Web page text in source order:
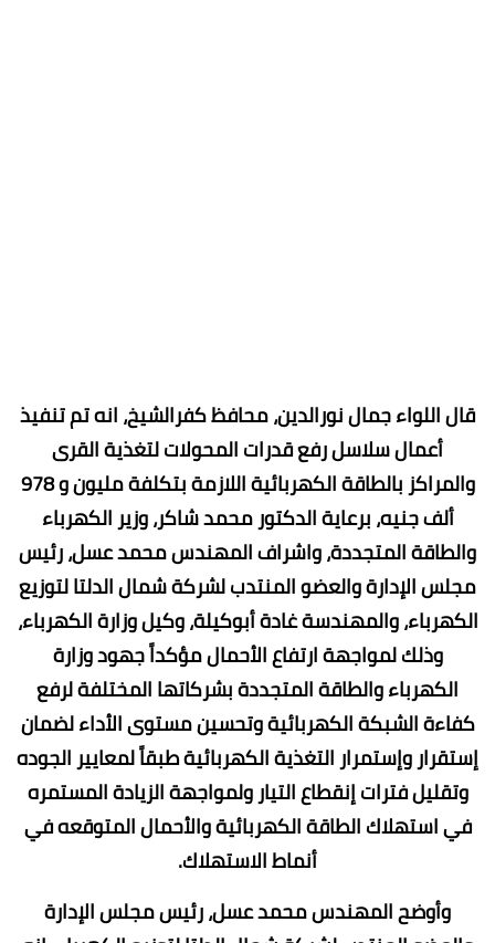
قال اللواء جمال نورالدين، محافظ كفرالشيخ، انه تم تنفيذ
أعمال سلاسل رفع قدرات المحولات لتغذية القرى
والمراكز بالطاقة الكهربائية اللازمة بتكلفة مليون و 978
ألف جنيه، برعاية الدكتور محمد شاكر، وزير الكهرباء
والطاقة المتجددة، واشراف المهندس محمد عسل، رئيس
مجلس الإدارة والعضو المنتدب لشركة شمال الدلتا لتوزيع
الكهرباء، والمهندسة غادة أبوكيلة، وكيل وزارة الكهرباء،
وذلك لمواجهة ارتفاع الأحمال مؤكداً جهود وزارة
الكهرباء والطاقة المتجددة بشركاتها المختلفة لرفع
كفاءة الشبكة الكهربائية وتحسين مستوى الأداء لضمان
إستقرار وإستمرار التغذية الكهربائية طبقاً لمعايير الجوده
وتقليل فترات إنقطاع التيار ولمواجهة الزيادة المستمره
في استهلاك الطاقة الكهربائية والأحمال المتوقعه في
أنماط الاستهلاك.
وأوضح المهندس محمد عسل، رئيس مجلس الإدارة